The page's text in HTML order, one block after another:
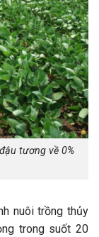
tương về 0%
nuôi trồng thủy
trong suốt 20